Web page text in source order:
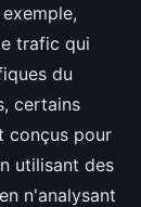
trafic qui
du
certains
conçus pour
utilisant des
n'analysant